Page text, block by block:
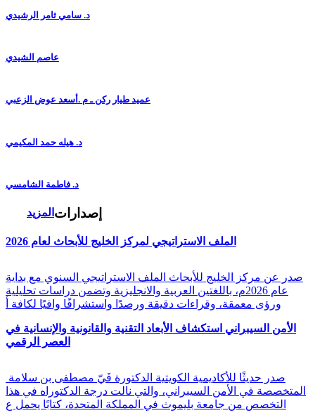
د. سامي ثامر الرشيدي
عاصم الشيدي
عميد طيار ركن ـ م .أسعد عوض الزعبي
د. هيله حمد المكيمي
د. فاطمة الشامسي
المزيد إصدارات
الملف الاستراتيجي لمركز الخليج للأبحاث لعام 2026
صدر عن مركز الخليج للأبحاث الملف الاستراتيجي السنوي مع بداية
عام 2026م، باللغتين العربية والانجليزية وتضمن دراسات تحليلية
ورؤى معمقة، وقراءات دقيقة ورصدًا واستشرافًا وافيًا لكافة أ
الأمن السيبراني استكشاف الأبعاد التقنية والقانونية والإنسانية في
العصر الرقمي
المتخصصة في الأمن السيبراني، والتي نالت درجة الدكتوراه في هذا
التخصص من جامعة بليموث في المملكة المتحدة، كتابًا يحمل ع